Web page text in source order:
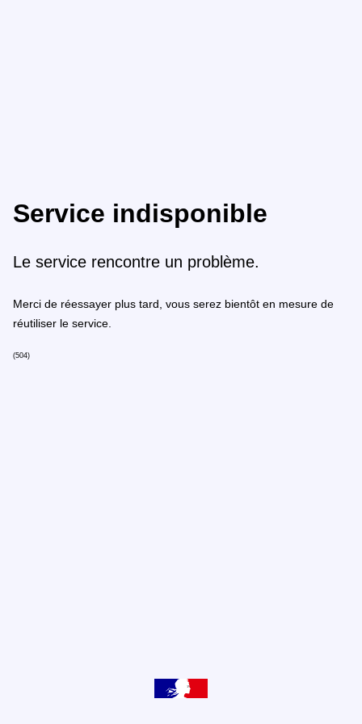
Service indisponible
Le service rencontre un problème.
Merci de réessayer plus tard, vous serez bientôt en mesure de
réutiliser le service.
(504)